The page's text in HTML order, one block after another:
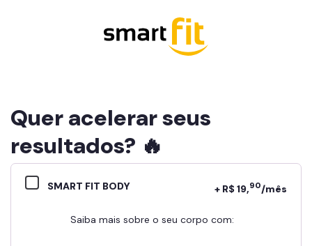
Quer acelerar seus
resultados? 🔥
SMART FIT BODY + R$ 19,90/mês
Saiba mais sobre o seu corpo com: